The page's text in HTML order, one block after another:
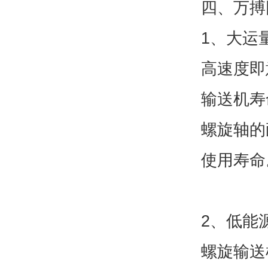
四、万
1、大运
高速度
输送机
螺旋轴
使用寿
2、低能
螺旋输